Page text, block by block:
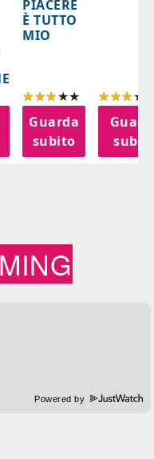
PIACERE
È TUTTO
MIO
Guarda
subito
Powered by